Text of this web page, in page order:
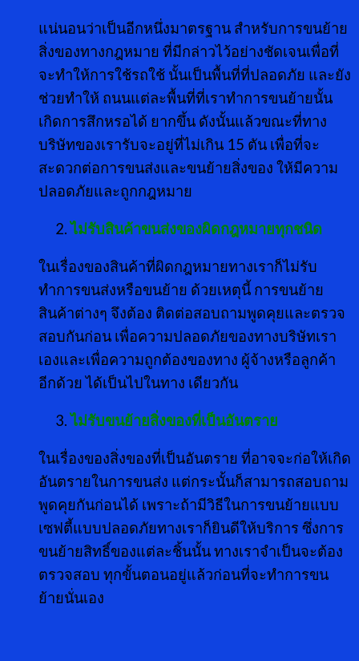
แน่นอนว่าเป็นอีกหนึ่งมาตรฐาน สำหรับการขนย้าย
สิ่งของทางกฎหมาย ที่มีกล่าวไว้อย่างชัดเจนเพื่อที่
จะทำให้การใช้รถใช้ นั้นเป็นพื้นที่ที่ปลอดภัย และยัง
ช่วยทำให้ ถนนแต่ละพื้นที่ที่เราทำการขนย้ายนั้น
เกิดการสึกหรอได้ ยากขึ้น ดังนั้นแล้วขณะที่ทาง
บริษัทของเรารับจะอยู่ที่ไม่เกิน 15 ตัน เพื่อที่จะ
สะดวกต่อการขนส่งและขนย้ายสิ่งของ ให้มีความ
ปลอดภัยและถูกกฎหมาย
ไม่รับสินค้าขนส่งของผิดกฎหมายทุกชนิด
ในเรื่องของสินค้าที่ผิดกฎหมายทางเราก็ไม่รับ
ทำการขนส่งหรือขนย้าย ด้วยเหตุนี้ การขนย้าย
สินค้าต่างๆ จึงต้อง ติดต่อสอบถามพูดคุยและตรวจ
สอบกันก่อน เพื่อความปลอดภัยของทางบริษัทเรา
เองและเพื่อความถูกต้องของทาง ผู้จ้างหรือลูกค้า
อีกด้วย ได้เป็นไปในทาง เดียวกัน
ไม่รับขนย้ายสิ่งของที่เป็นอันตราย
ในเรื่องของสิ่งของที่เป็นอันตราย ที่อาจจะก่อให้เกิด
อันตรายในการขนส่ง แต่กระนั้นก็สามารถสอบถาม
พูดคุยกันก่อนได้ เพราะถ้ามีวิธีในการขนย้ายแบบ
เซฟตี้แบบปลอดภัยทางเราก็ยินดีให้บริการ ซึ่งการ
ขนย้ายสิทธิ์ของแต่ละชิ้นนั้น ทางเราจำเป็นจะต้อง
ตรวจสอบ ทุกขั้นตอนอยู่แล้วก่อนที่จะทำการขน
ย้ายนั่นเอง